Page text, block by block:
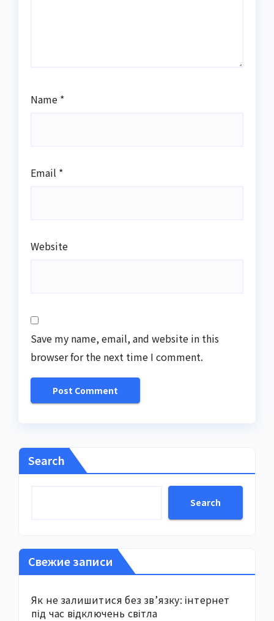
Name *
Email *
Website
Save my name, email, and website in this
browser for the next time I comment.
Search
Search
Свежие записи
Як не залишитися без зв’язку: інтернет
під час відключень світла